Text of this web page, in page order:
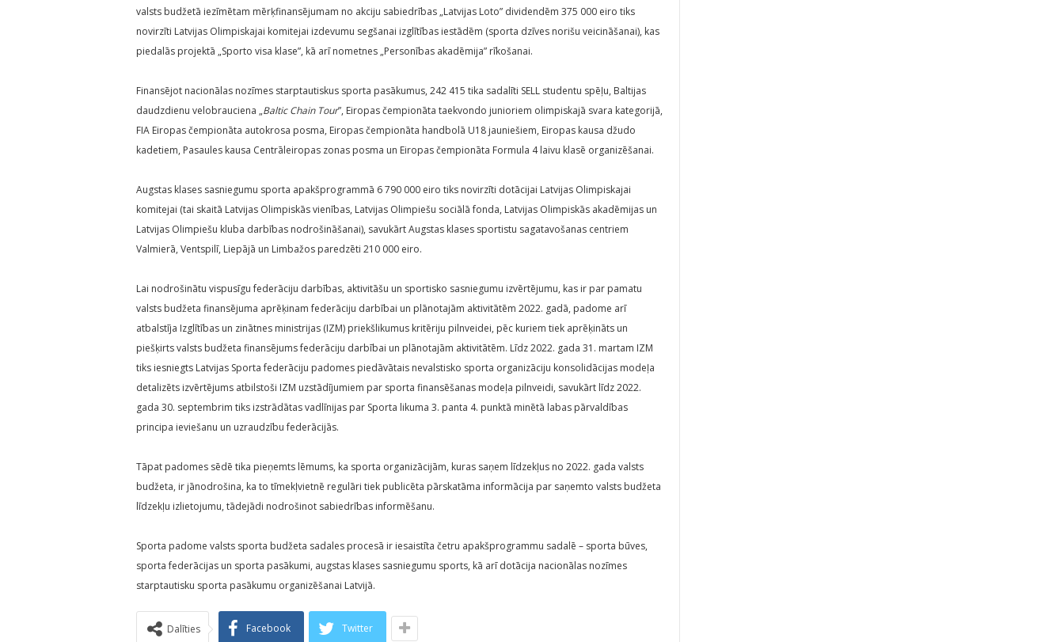
valsts budžetā iezīmētam mērķfinansējumam no akciju sabiedrības „Latvijas Loto” dividendēm 375 000 eiro tiks
novirzīti Latvijas Olimpiskajai komitejai izdevumu segšanai izglītības iestādēm (sporta dzīves norišu veicināšanai), kas
piedalās projektā „Sporto visa klase”, kā arī nometnes „Personības akadēmija” rīkošanai.
Finansējot nacionālas nozīmes starptautiskus sporta pasākumus, 242 415 tika sadalīti SELL studentu spēļu, Baltijas
daudzdienu velobrauciena „Baltic Chain Tour”, Eiropas čempionāta taekvondo junioriem olimpiskajā svara kategorijā,
FIA Eiropas čempionāta autokrosa posma, Eiropas čempionāta handbolā U18 jauniešiem, Eiropas kausa džudo
kadetiem, Pasaules kausa Centrāleiropas zonas posma un Eiropas čempionāta Formula 4 laivu klasē organizēšanai.
Augstas klases sasniegumu sporta apakšprogrammā 6 790 000 eiro tiks novirzīti dotācijai Latvijas Olimpiskajai
komitejai (tai skaitā Latvijas Olimpiskās vienības, Latvijas Olimpiešu sociālā fonda, Latvijas Olimpiskās akadēmijas un
Latvijas Olimpiešu kluba darbības nodrošināšanai), savukārt Augstas klases sportistu sagatavošanas centriem
Valmierā, Ventspilī, Liepājā un Limbažos paredzēti 210 000 eiro.
Lai nodrošinātu vispusīgu federāciju darbības, aktivitāšu un sportisko sasniegumu izvērtējumu, kas ir par pamatu
valsts budžeta finansējuma aprēķinam federāciju darbībai un plānotajām aktivitātēm 2022. gadā, padome arī
atbalstīja Izglītības un zinātnes ministrijas (IZM) priekšlikumus kritēriju pilnveidei, pēc kuriem tiek aprēķināts un
piešķirts valsts budžeta finansējums federāciju darbībai un plānotajām aktivitātēm. Līdz 2022. gada 31. martam IZM
tiks iesniegts Latvijas Sporta federāciju padomes piedāvātais nevalstisko sporta organizāciju konsolidācijas modeļa
detalizēts izvērtējums atbilstoši IZM uzstādījumiem par sporta finansēšanas modeļa pilnveidi, savukārt līdz 2022.
gada 30. septembrim tiks izstrādātas vadlīnijas par Sporta likuma 3. panta 4. punktā minētā labas pārvaldības
principa ieviešanu un uzraudzību federācijās.
Tāpat padomes sēdē tika pieņemts lēmums, ka sporta organizācijām, kuras saņem līdzekļus no 2022. gada valsts
budžeta, ir jānodrošina, ka to tīmekļvietnē regulāri tiek publicēta pārskatāma informācija par saņemto valsts budžeta
līdzekļu izlietojumu, tādejādi nodrošinot sabiedrības informēšanu.
Sporta padome valsts sporta budžeta sadales procesā ir iesaistīta četru apakšprogrammu sadalē – sporta būves,
sporta federācijas un sporta pasākumi, augstas klases sasniegumu sports, kā arī dotācija nacionālas nozīmes
starptautisku sporta pasākumu organizēšanai Latvijā.
Dalīties Facebook Twitter